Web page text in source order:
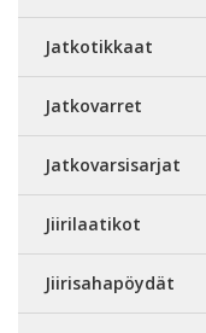
Jatkotikkaat
Jatkovarret
Jatkovarsisarjat
Jiirilaatikot
Jiirisahapöydät